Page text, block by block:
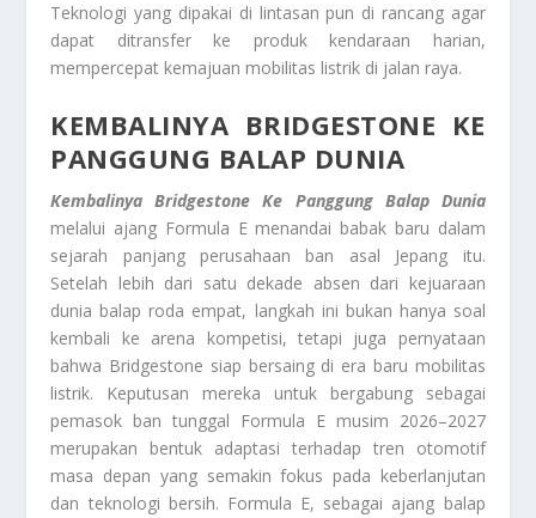
Teknologi yang dipakai di lintasan pun di rancang agar
dapat ditransfer ke produk kendaraan harian,
mempercepat kemajuan mobilitas listrik di jalan raya.
KEMBALINYA BRIDGESTONE KE
PANGGUNG BALAP DUNIA
Kembalinya Bridgestone Ke Panggung Balap Dunia
melalui ajang Formula E menandai babak baru dalam
sejarah panjang perusahaan ban asal Jepang itu.
Setelah lebih dari satu dekade absen dari kejuaraan
dunia balap roda empat, langkah ini bukan hanya soal
kembali ke arena kompetisi, tetapi juga pernyataan
bahwa Bridgestone siap bersaing di era baru mobilitas
listrik. Keputusan mereka untuk bergabung sebagai
pemasok ban tunggal Formula E musim 2026–2027
merupakan bentuk adaptasi terhadap tren otomotif
masa depan yang semakin fokus pada keberlanjutan
dan teknologi bersih. Formula E, sebagai ajang balap